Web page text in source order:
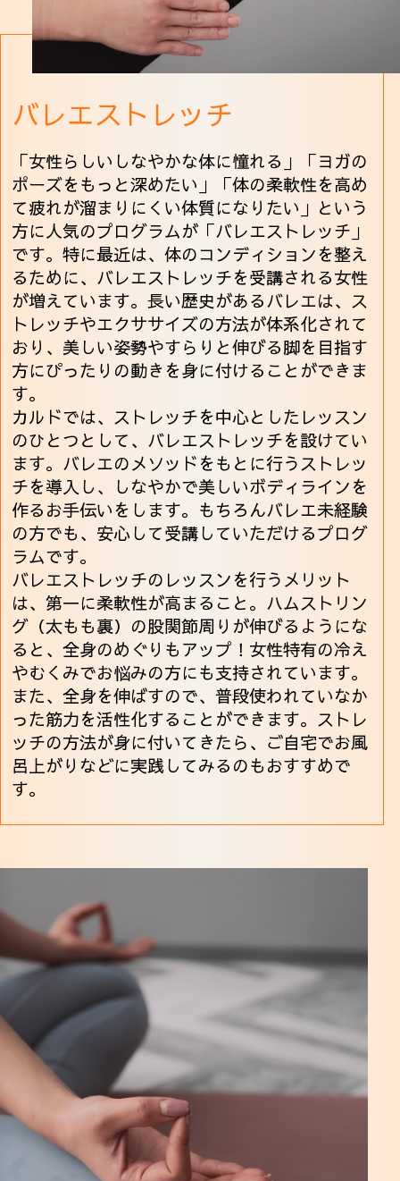
バレエストレッチ
「女性らしいしなやかな体に憧れる」「ヨガの
ポーズをもっと深めたい」「体の柔軟性を高め
て疲れが溜まりにくい体質になりたい」という
方に人気のプログラムが「バレエストレッチ」
です。特に最近は、体のコンディションを整え
るために、バレエストレッチを受講される女性
が増えています。長い歴史があるバレエは、ス
トレッチやエクササイズの方法が体系化されて
おり、美しい姿勢やすらりと伸びる脚を目指す
方にぴったりの動きを身に付けることができま
す。
カルドでは、ストレッチを中心としたレッスン
のひとつとして、バレエストレッチを設けてい
ます。バレエのメソッドをもとに行うストレッ
チを導入し、しなやかで美しいボディラインを
作るお手伝いをします。もちろんバレエ未経験
の方でも、安心して受講していただけるプログ
ラムです。
バレエストレッチのレッスンを行うメリット
は、第一に柔軟性が高まること。ハムストリン
グ（太もも裏）の股関節周りが伸びるようにな
ると、全身のめぐりもアップ！女性特有の冷え
やむくみでお悩みの方にも支持されています。
また、全身を伸ばすので、普段使われていなか
った筋力を活性化することができます。ストレ
ッチの方法が身に付いてきたら、ご自宅でお風
呂上がりなどに実践してみるのもおすすめで
す。